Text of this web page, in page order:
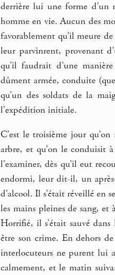
derrière lui une forme d’un
homme en vie. Aucun des
favorablement qu’il meure
leur parvinrent, provenant
qu’il faudrait d’une
dûment armée, conduite
qu’un des soldats de la
l’expédition initiale.
C’est le troisième jour
arbre, et qu’on le conduisit
l’examiner, dès qu’il eut
endormi, leur dit-il, un
d’alcool. Il s’était réveillé en
les mains pleines de sang, et
Horrifié, il s’était sauvé
être son crime. En dehors
interlocuteurs ne purent lui
calmement, et le matin